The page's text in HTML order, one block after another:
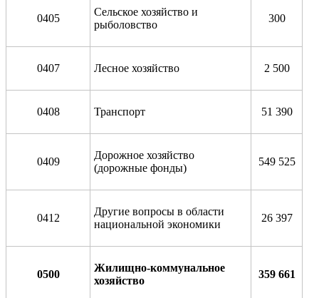
0405
Сельское хозяйство и
рыболовство
300
0407 Лесное хозяйство 2 500
0408 Транспорт 51 390
0409
Дорожное хозяйство
(дорожные фонды)
549 525
0412
Другие вопросы в области
национальной экономики
26 397
0500
Жилищно-коммунальное
хозяйство
359 661